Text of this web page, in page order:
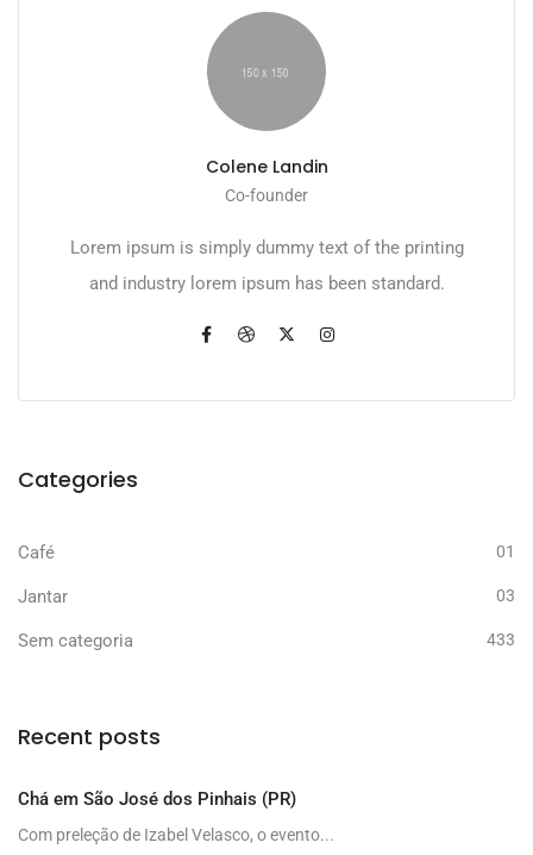
Colene Landin
Co-founder
Lorem ipsum is simply dummy text of the printing
and industry lorem ipsum has been standard.
Categories
Café 01
Jantar 03
Sem categoria 433
Recent posts
Chá em São José dos Pinhais (PR)
Com preleção de Izabel Velasco, o evento...